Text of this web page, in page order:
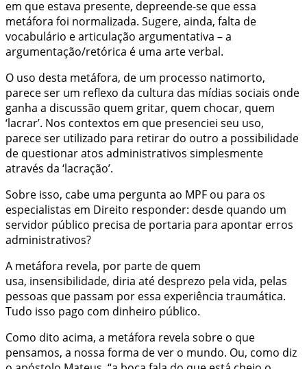
em que estava presente, depreende-se que essa
metáfora foi normalizada. Sugere, ainda, falta de
vocabulário e articulação argumentativa – a
argumentação/retórica é uma arte verbal.
O uso desta metáfora, de um processo natimorto,
parece ser um reflexo da cultura das mídias sociais onde
ganha a discussão quem gritar, quem chocar, quem
‘lacrar’. Nos contextos em que presenciei seu uso,
parece ser utilizado para retirar do outro a possibilidade
de questionar atos administrativos simplesmente
através da ‘lacração’.
Sobre isso, cabe uma pergunta ao MPF ou para os
especialistas em Direito responder: desde quando um
servidor público precisa de portaria para apontar erros
administrativos?
A metáfora revela, por parte de quem
usa, insensibilidade, diria até desprezo pela vida, pelas
pessoas que passam por essa experiência traumática.
Tudo isso pago com dinheiro público.
Como dito acima, a metáfora revela sobre o que
pensamos, a nossa forma de ver o mundo. Ou, como diz